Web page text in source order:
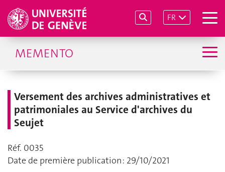
FR
MEMENTO
Versement des archives administratives et
patrimoniales au Service d'archives du
Seujet
Réf. 0035
Date de première publication : 29/10/2021